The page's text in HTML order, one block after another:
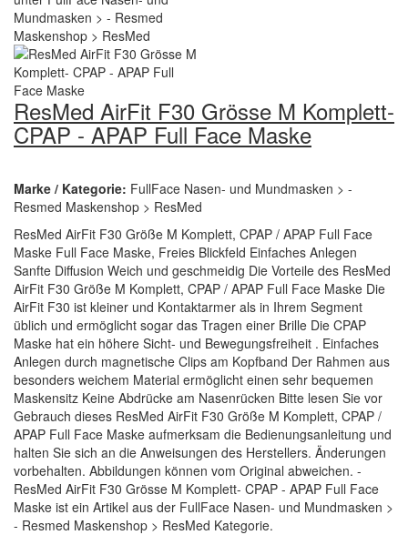
ResMed AirFit F30 Grösse M Komplett-
CPAP - APAP Full Face Maske
Marke / Kategorie: FullFace Nasen- und Mundmasken > -
Resmed Maskenshop > ResMed
ResMed AirFit F30 Größe M Komplett, CPAP / APAP Full Face
Maske Full Face Maske, Freies Blickfeld Einfaches Anlegen
Sanfte Diffusion Weich und geschmeidig Die Vorteile des ResMed
AirFit F30 Größe M Komplett, CPAP / APAP Full Face Maske Die
AirFit F30 ist kleiner und Kontaktarmer als in Ihrem Segment
üblich und ermöglicht sogar das Tragen einer Brille Die CPAP
Maske hat ein höhere Sicht- und Bewegungsfreiheit . Einfaches
Anlegen durch magnetische Clips am Kopfband Der Rahmen aus
besonders weichem Material ermöglicht einen sehr bequemen
Maskensitz Keine Abdrücke am Nasenrücken Bitte lesen Sie vor
Gebrauch dieses ResMed AirFit F30 Größe M Komplett, CPAP /
APAP Full Face Maske aufmerksam die Bedienungsanleitung und
halten Sie sich an die Anweisungen des Herstellers. Änderungen
vorbehalten. Abbildungen können vom Original abweichen. -
ResMed AirFit F30 Grösse M Komplett- CPAP - APAP Full Face
Maske ist ein Artikel aus der FullFace Nasen- und Mundmasken >
- Resmed Maskenshop > ResMed Kategorie.